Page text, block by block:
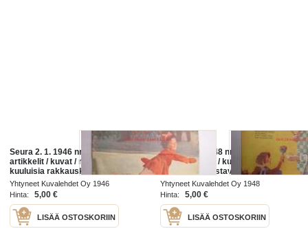
Seura 2. 1. 1946 nr 1 sis. mm. seur.
artikkelit / kuvat / mainokset;
kuuluisia rakkauskirjeitä,
elokuvatähdet esikuvina, naisen
mahdollisuudet urheilijana, kansa
Yhtyneet Kuvalehdet Oy 1946
Hinta:
5,00 €
LISÄÄ OSTOSKORIIN
Seura 2. 6. 1948 nr 22 sis. mm.
seur. artikkelit / kuvat / mainokset;
kuuluisia rakastavaisia,
huonotapaiset lapset, pukeudu
oikein, Elokuva-aitta -mainos
Yhtyneet Kuvalehdet Oy 1948
Hinta:
5,00 €
LISÄÄ OSTOSKORIIN